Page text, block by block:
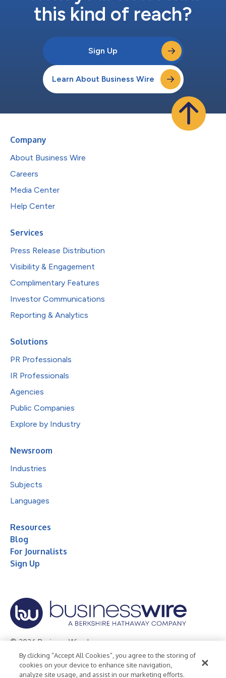
this kind of reach?
Sign Up
Learn About Business Wire
Company
About Business Wire
Careers
Media Center
Help Center
Services
Press Release Distribution
Visibility & Engagement
Complimentary Features
Investor Communications
Reporting & Analytics
Solutions
PR Professionals
IR Professionals
Agencies
Public Companies
Explore by Industry
Newsroom
Industries
Subjects
Languages
Resources
Blog
For Journalists
Sign Up
© 2026 Business Wire, Inc.
Privacy Policy Cookie Policy
Accessibility Statement
By clicking “Accept All Cookies”, you agree to the storing of
cookies on your device to enhance site navigation,
analyze site usage, and assist in our marketing efforts.